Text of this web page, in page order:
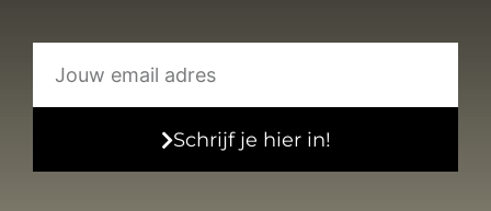
Schrijf je hier in!